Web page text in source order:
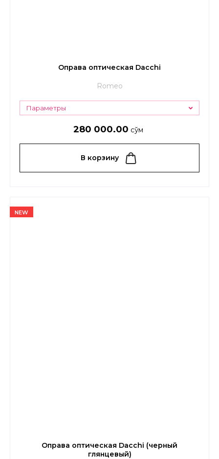
Оправа оптическая Dacchi
Romeo
Параметры
280 000.00 сўм
В корзину
NEW
Оправа оптическая Dacchi (черный
глянцевый)